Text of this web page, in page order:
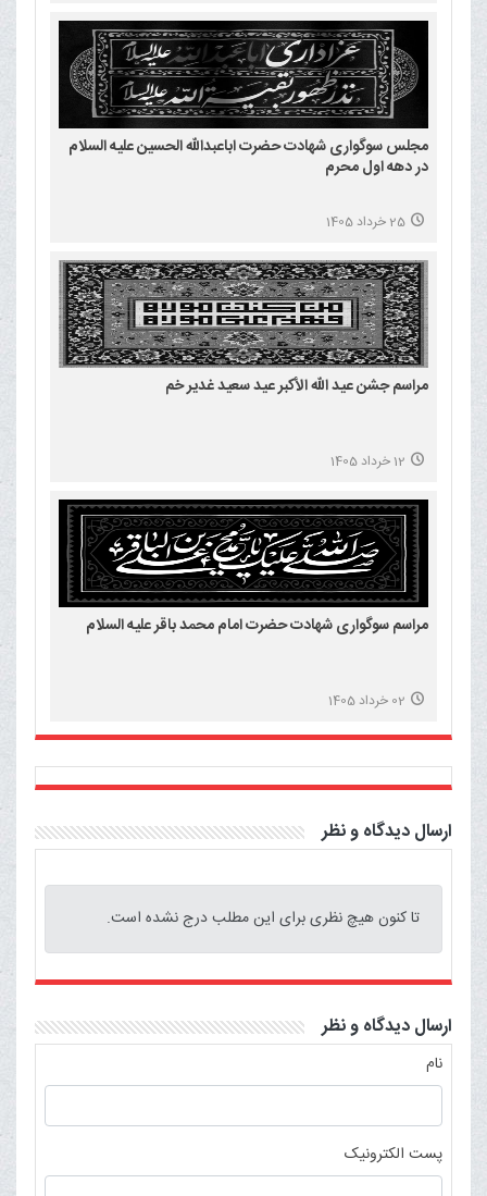
مجلس سوگواری شهادت حضرت اباعبدالله الحسین علیه السلام
در دهه اول محرم
25 خرداد 1405
مراسم جشن عید الله الأکبر عید سعید غدیر خم
12 خرداد 1405
مراسم سوگواری شهادت حضرت امام محمد باقر علیه السلام
02 خرداد 1405
ارسال دیدگاه و نظر
تا کنون هیچ نظری برای این مطلب درج نشده است.
ارسال دیدگاه و نظر
نام
پست الکترونیک